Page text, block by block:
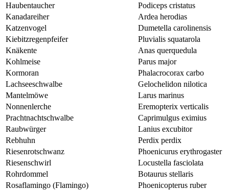
Haubentaucher
Podiceps cristatus
Kanadareiher
Ardea herodias
Katzenvogel
Dumetella carolinensis
Kiebitzregenpfeifer
Pluvialis squatarola
Knäkente
Anas querquedula
Kohlmeise
Parus major
Kormoran
Phalacrocorax carbo
Lachseeschwalbe
Gelochelidon nilotica
Mantelmöwe
Larus marinus
Nonnenlerche
Eremopterix verticalis
Prachtnachtschwalbe
Caprimulgus eximius
Raubwürger
Lanius excubitor
Rebhuhn
Perdix perdix
Riesenrotschwanz
Phoenicurus erythrogaster
Riesenschwirl
Locustella fasciolata
Rohrdommel
Botaurus stellaris
Rosaflamingo (Flamingo)
Phoenicopterus ruber